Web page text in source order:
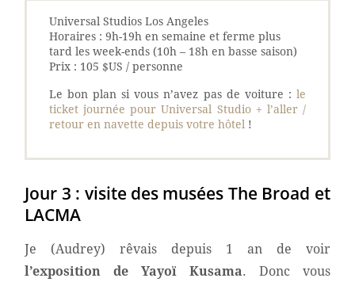
Universal Studios Los Angeles
Horaires : 9h-19h en semaine et ferme plus
tard les week-ends (10h – 18h en basse saison)
Prix : 105 $US / personne
Le bon plan si vous n’avez pas de voiture : le
ticket journée pour Universal Studio + l’aller /
retour en navette depuis votre hôtel !
Jour 3 : visite des musées The Broad et
LACMA
Je (Audrey) rêvais depuis 1 an de voir
l’exposition de Yayoï Kusama. Donc vous